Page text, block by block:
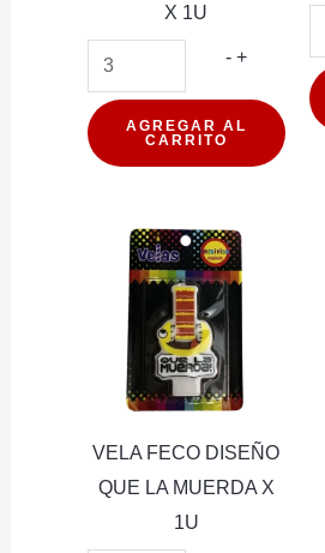
X 1U
- VELA
DISEÑO
FELIZ
JACK
X
+
AGREGAR AL
CARRITO
VELA FECO DISEÑO
QUE LA MUERDA X
1U